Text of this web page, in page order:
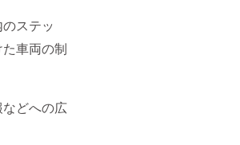
のステッ
車両の制
などへの広